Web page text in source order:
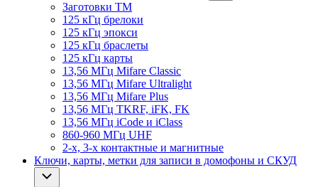
Заготовки ТМ
125 кГц брелоки
125 кГц эпокси
125 кГц браслеты
125 кГц карты
13,56 МГц Mifare Classic
13,56 МГц Mifare Ultralight
13,56 МГц Mifare Plus
13,56 МГц TKRF, iFK, FK
13,56 МГц iCode и iClass
860-960 МГц UHF
2-х, 3-х контактные и магнитные
Ключи, карты, метки для записи в домофоны и СКУД